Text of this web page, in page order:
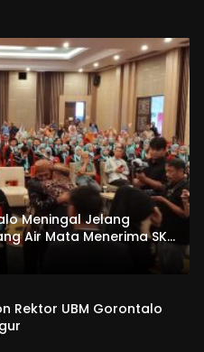
Meningal Jelang
Air Mata Menerima SKL
Rektor UBM Gorontalo